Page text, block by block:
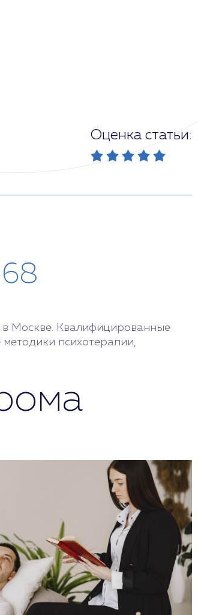
Оценка статьи:
Москве. Квалифицированные
методики психотерапии,